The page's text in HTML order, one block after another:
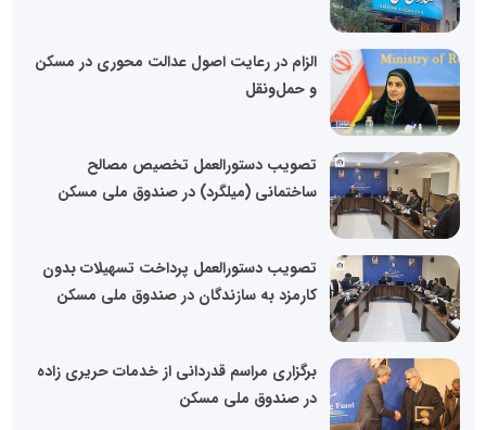
الزام در رعایت اصول عدالت محوری در مسکن
و حمل‌ونقل
تصویب دستورالعمل تخصیص مصالح
ساختمانی (میلگرد) در صندوق ملی مسکن
تصویب دستورالعمل پرداخت تسهیلات بدون
کارمزد به سازندگان در صندوق ملی مسکن
برگزاری مراسم قدردانی از خدمات حریری زاده
در صندوق ملی مسکن